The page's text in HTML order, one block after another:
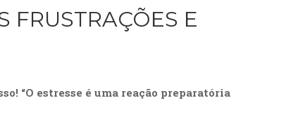
FRUSTRAÇÕES E
“O estresse é uma reação preparatória